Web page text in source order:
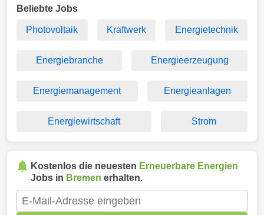
Beliebte Jobs
Photovoltaik Kraftwerk Energietechnik
Energiebranche Energieerzeugung
Energiemanagement Energieanlagen
Energiewirtschaft Strom
Kostenlos die neuesten Erneuerbare Energien
Jobs in Bremen erhalten.